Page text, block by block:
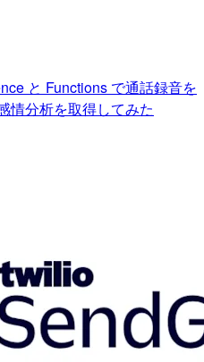
と Functions で通話録音を
情分析を取得してみた